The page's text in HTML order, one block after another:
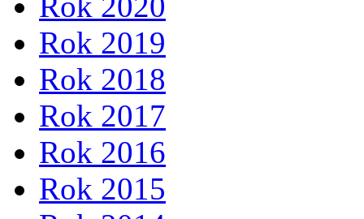
Rok 2019
Rok 2018
Rok 2017
Rok 2016
Rok 2015